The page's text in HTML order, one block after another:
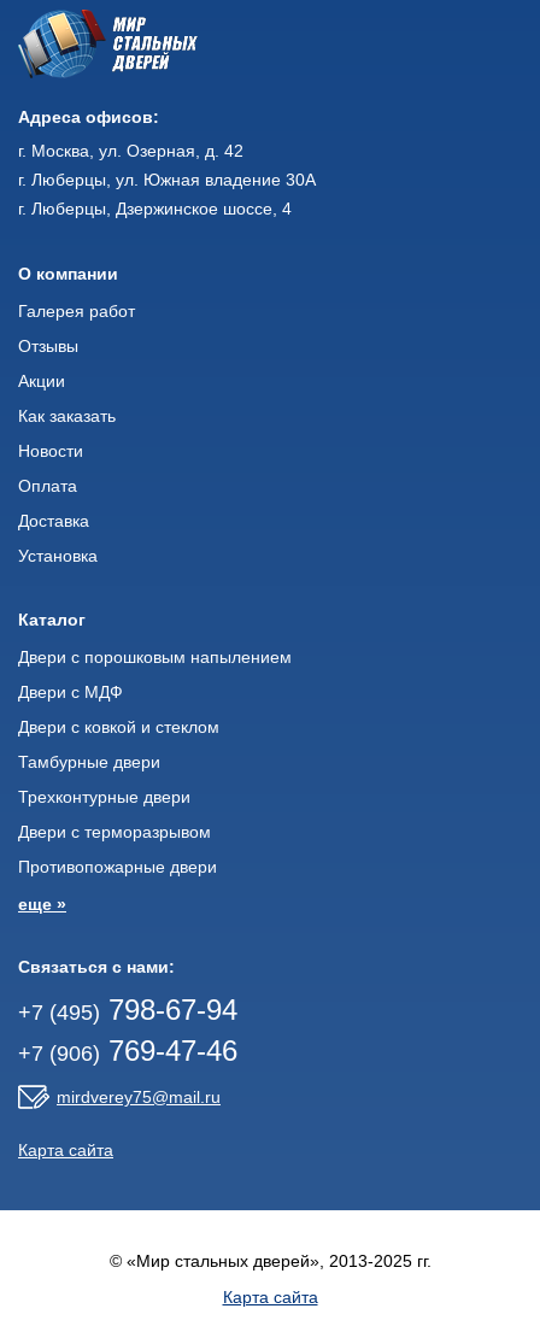
Адреса офисов:
г. Москва, ул. Озерная, д. 42
г. Люберцы, ул. Южная владение 30А
г. Люберцы, Дзержинское шоссе, 4
О компании
Галерея работ
Отзывы
Акции
Как заказать
Новости
Оплата
Доставка
Установка
Каталог
Двери с порошковым напылением
Двери с МДФ
Двери с ковкой и стеклом
Тамбурные двери
Трехконтурные двери
Двери с терморазрывом
Противопожарные двери
еще »
Связаться с нами:
+7 (495) 798-67-94
+7 (906) 769-47-46
mirdverey75@mail.ru
Карта сайта
© «Мир стальных дверей», 2013-2025 гг.
Карта сайта